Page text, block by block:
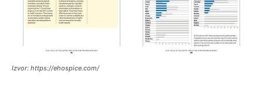
Izvor: https://ehospice.com/